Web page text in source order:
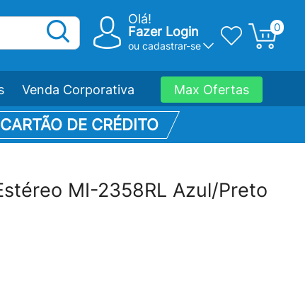
Olá!
Fazer Login
ou cadastrar-se
0
Venda Corporativa Max Ofertas
DE CRÉDITO
MI-2358RL Azul/Preto